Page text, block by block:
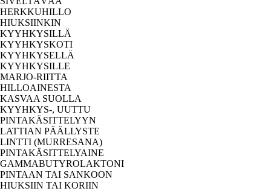
HERKKUHILLO
HIUKSIINKIN
KYYHKYSILLÄ
KYYHKYSKOTI
KYYHKYSELLÄ
KYYHKYSILLE
MARJO-RIITTA
HILLOAINESTA
KASVAA SUOLLA
KYYHKYS-, UUTTU
PINTAKÄSITTELYYN
LATTIAN PÄÄLLYSTE
LINTTI (MURRESANA)
PINTAKÄSITTELYAINE
GAMMABUTYROLAKTONI
PINTAAN TAI SANKOON
HIUKSIIN TAI KORIIN